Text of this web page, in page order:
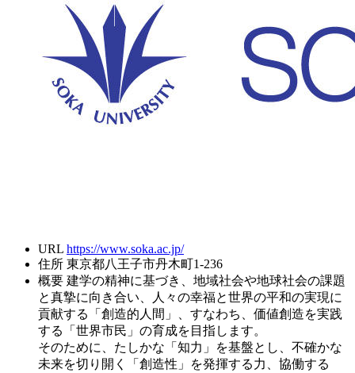
URL https://www.soka.ac.jp/
住所 東京都八王子市丹木町1-236
概要 建学の精神に基づき、地域社会や地球社会の課題
と真摯に向き合い、人々の幸福と世界の平和の実現に
貢献する「創造的人間」、すなわち、価値創造を実践
する「世界市民」の育成を目指します。
そのために、たしかな「知力」を基盤とし、不確かな
未来を切り開く「創造性」を発揮する力、協働する